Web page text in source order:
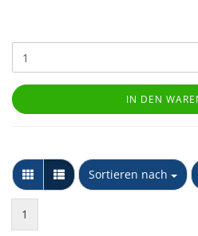
IN DEN
Sortieren nach
Sortieren nach
1